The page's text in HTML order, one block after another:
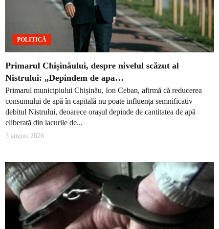
POLITICĂ
Primarul Chișinăului, despre nivelul scăzut al
Nistrului: „Depindem de apa…
Primarul municipiului Chișinău, Ion Ceban, afirmă că reducerea
consumului de apă în capitală nu poate influența semnificativ
debitul Nistrului, deoarece orașul depinde de cantitatea de apă
eliberată din lacurile de...
3 august 2026